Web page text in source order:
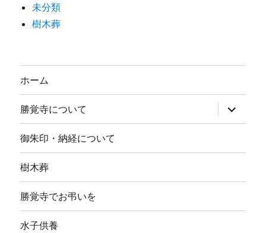
未分類
樹木葬
ホーム
勝覚寺について サ
ブ
メ
ー
開
御朱印・納経について
樹木葬
勝覚寺でお弔いを
水子供養